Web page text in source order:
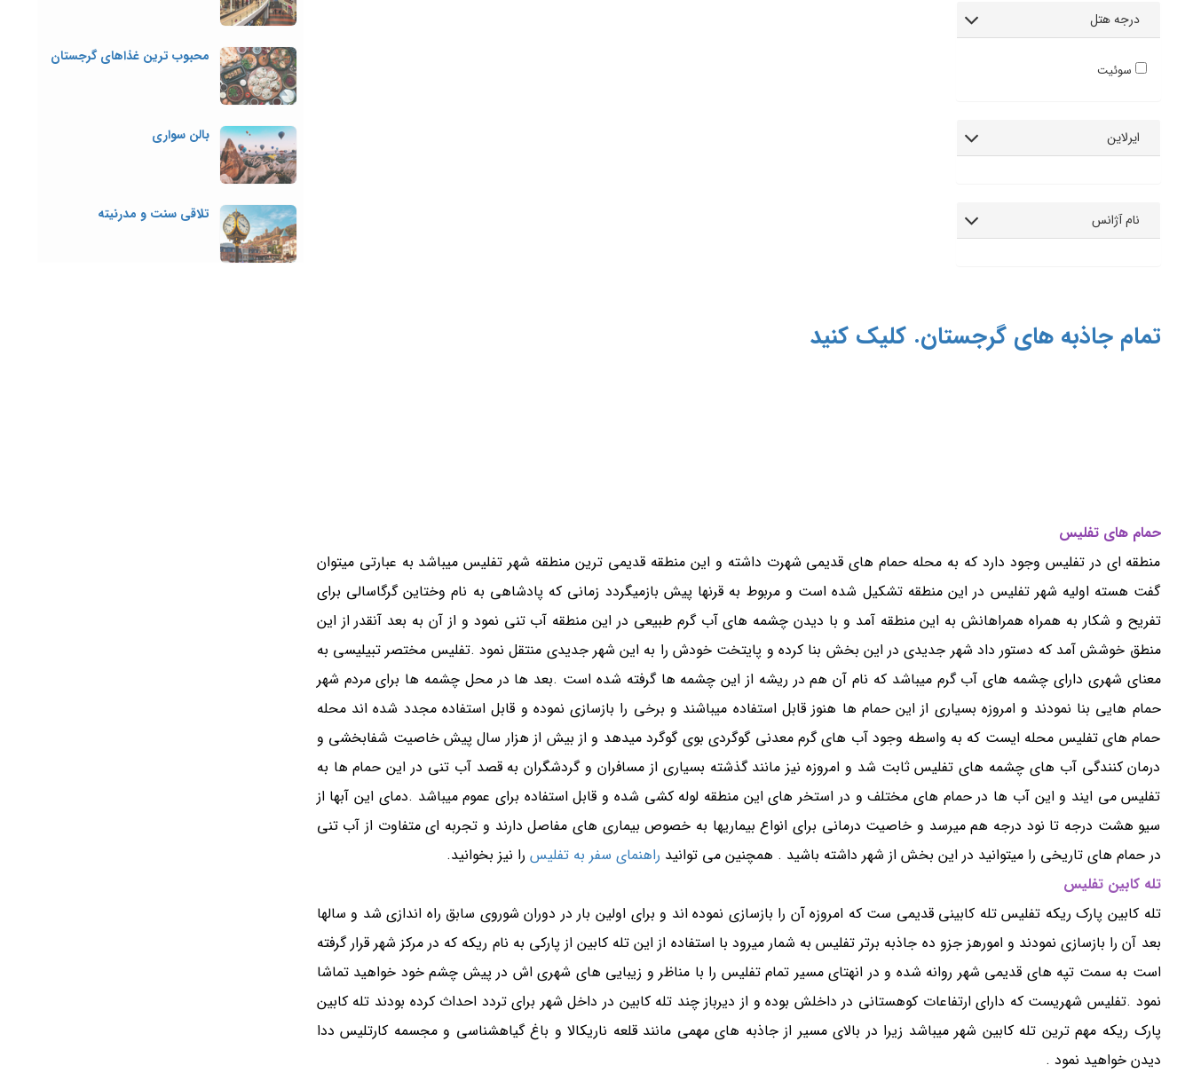
درجه هتل
سوئیت
ایرلاین
نام آژانس
تمام جاذبه های گرجستان. کلیک کنید
حمام های تفلیس
منطقه ای در تفلیس وجود دارد که به محله حمام های قدیمی شهرت داشته و این منطقه قدیمی ترین منطقه شهر تفلیس میباشد به عبارتی میتوان
گفت هسته اولیه شهر تفلیس در این منطقه تشکیل شده است و مربوط به قرنها پیش بازمیگردد زمانی که پادشاهی به نام وختاین گرگاسالی برای
تفریح و شکار به همراه همراهانش به این منطقه آمد و با دیدن چشمه های آب گرم طبیعی در این منطقه آب تنی نمود و از آن به بعد آنقدر از این
منطق خوشش آمد که دستور داد شهر جدیدی در این بخش بنا کرده و پایتخت خودش را به این شهر جدیدی منتقل نمود .تفلیس مختصر تبیلیسی به
معنای شهری دارای چشمه های آب گرم میباشد که نام آن هم در ریشه از این چشمه ها گرفته شده است .بعد ها در محل چشمه ها برای مردم شهر
حمام هایی بنا نمودند و امروزه بسیاری از این حمام ها هنوز قابل استفاده میباشند و برخی را بازسازی نموده و قابل استفاده مجدد شده اند محله
حمام های تفلیس محله ایست که به واسطه وجود آب های گرم معدنی گوگردی بوی گوگرد میدهد و از بیش از هزار سال پیش خاصیت شفابخشی و
درمان کنندگی آب های چشمه های تفلیس ثابت شد و امروزه نیز مانند گذشته بسیاری از مسافران و گردشگران به قصد آب تنی در این حمام ها به
تفلیس می ایند و این آب ها در حمام های مختلف و در استخر های این منطقه لوله کشی شده و قابل استفاده برای عموم میباشد .دمای این آبها از
سیو هشت درجه تا نود درجه هم میرسد و خاصیت درمانی برای انواع بیماریها به خصوص بیماری های مفاصل دارند و تجربه ای متفاوت از آب تنی
در حمام های تاریخی را میتوانید در این بخش از شهر داشته باشید . همچنین می توانید راهنمای سفر به تفلیس را نیز بخوانید.
تله کابین تفلیس
تله کابین پارک ریکه تفلیس تله کابینی قدیمی ست که امروزه آن را بازسازی نموده اند و برای اولین بار در دوران شوروی سابق راه اندازی شد و سالها
بعد آن را بازسازی نمودند و امورهز جزو ده جاذبه برتر تفلیس به شمار میرود با استفاده از این تله کابین از پارکی به نام ریکه که در مرکز شهر قرار گرفته
است به سمت تپه های قدیمی شهر روانه شده و در انهتای مسیر تمام تفلیس را با مناظر و زیبایی های شهری اش در پیش چشم خود خواهید تماشا
نمود .تفلیس شهریست که دارای ارتفاعات کوهستانی در داخلش بوده و از دیرباز چند تله کابین در داخل شهر برای تردد احداث کرده بودند تله کابین
پارک ریکه مهم ترین تله کابین شهر میباشد زیرا در بالای مسیر از جاذبه های مهمی مانند قلعه ناریکالا و باغ گیاهشناسی و مجسمه کارتلیس ددا
دیدن خواهید نمود .
محبوب ترین غذاهای گرجستان
بالن سواری
تلاقی سنت و مدرنیته